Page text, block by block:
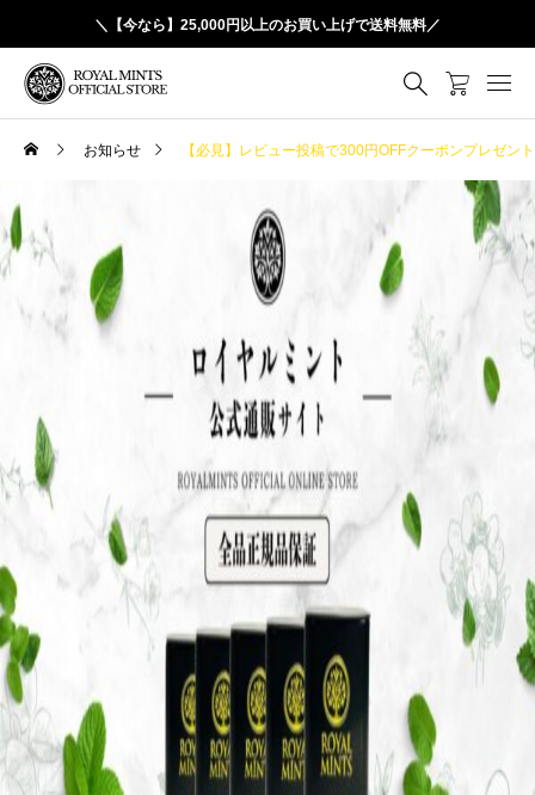
＼【今なら】25,000円以上のお買い上げで送料無料／
お知らせ 【必見】レビュー投稿で300円OFFクーポンプレゼン